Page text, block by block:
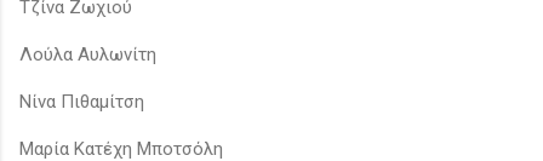
Τζίνα Ζωχιού
Λούλα Αυλωνίτη
Νίνα Πιθαμίτση
Μαρία Κατέχη Μποτσόλη